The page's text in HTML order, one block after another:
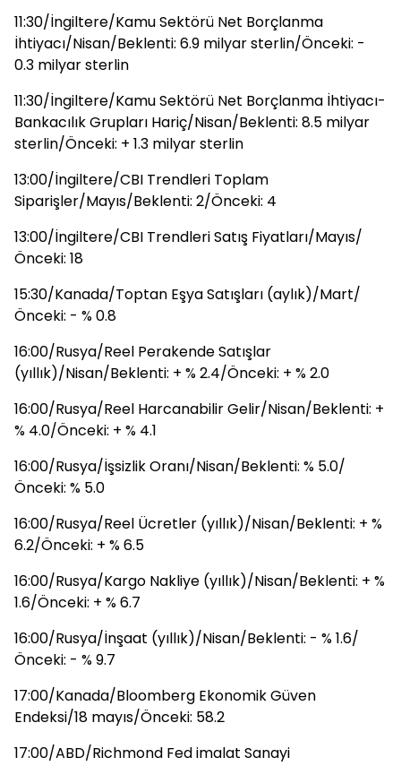
11:30/İngiltere/Kamu Sektörü Net Borçlanma
İhtiyacı/Nisan/Beklenti: 6.9 milyar sterlin/Önceki: -
0.3 milyar sterlin
11:30/İngiltere/Kamu Sektörü Net Borçlanma İhtiyacı-
Bankacılık Grupları Hariç/Nisan/Beklenti: 8.5 milyar
sterlin/Önceki: + 1.3 milyar sterlin
13:00/İngiltere/CBI Trendleri Toplam
Siparişler/Mayıs/Beklenti: 2/Önceki: 4
13:00/İngiltere/CBI Trendleri Satış Fiyatları/Mayıs/
Önceki: 18
15:30/Kanada/Toptan Eşya Satışları (aylık)/Mart/
Önceki: - % 0.8
16:00/Rusya/Reel Perakende Satışlar
(yıllık)/Nisan/Beklenti: + % 2.4/Önceki: + % 2.0
16:00/Rusya/Reel Harcanabilir Gelir/Nisan/Beklenti: +
% 4.0/Önceki: + % 4.1
16:00/Rusya/İşsizlik Oranı/Nisan/Beklenti: % 5.0/
Önceki: % 5.0
16:00/Rusya/Reel Ücretler (yıllık)/Nisan/Beklenti: + %
6.2/Önceki: + % 6.5
16:00/Rusya/Kargo Nakliye (yıllık)/Nisan/Beklenti: + %
1.6/Önceki: + % 6.7
16:00/Rusya/İnşaat (yıllık)/Nisan/Beklenti: - % 1.6/
Önceki: - % 9.7
17:00/Kanada/Bloomberg Ekonomik Güven
Endeksi/18 mayıs/Önceki: 58.2
17:00/ABD/Richmond Fed imalat Sanayi